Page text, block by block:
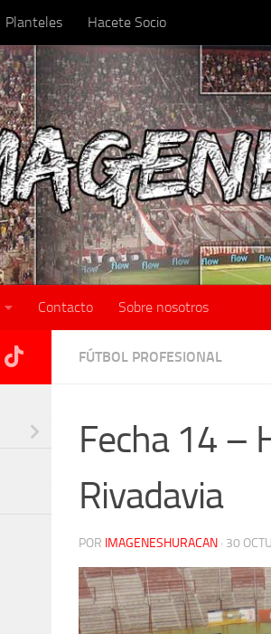
Planteles Hacete Socio
Contacto Sobre nosotros
FÚTBOL PROFESIONAL
Fecha 14 –
Rivadavia
POR IMAGENESHURACAN · 30